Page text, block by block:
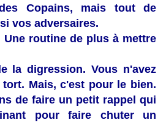
Copains, mais tout de
vos adversaires.
routine de plus à mettre
la digression. Vous n'avez
Mais, c'est pour le bien.
de faire un petit rappel qui
pour faire chuter un